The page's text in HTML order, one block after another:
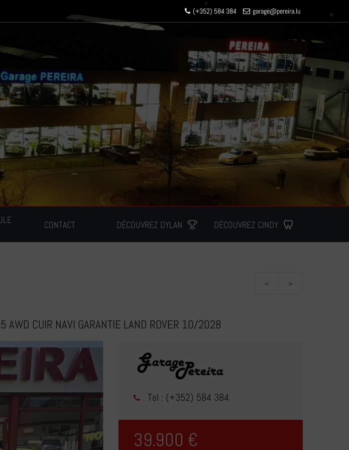
(+352) 584 384 garage@pereira.lu
CONTACT DÉCOUVREZ DYLAN DÉCOUVREZ CINDY
< >
AWD CUIR NAVI GARANTIE LAND ROVER 10/2028
Tel : (+352) 584 384
39.900 €